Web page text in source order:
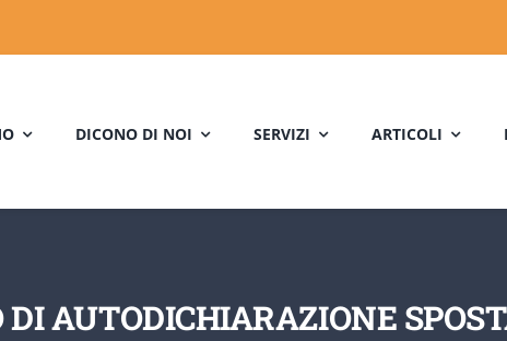
DICONO DI NOI SERVIZI ARTICOLI
AUTODICHIARAZIONE